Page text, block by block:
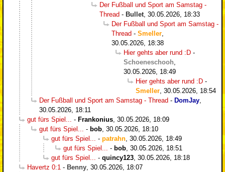
Der Fußball und Sport am Samstag -
Thread - Bullet 30.05.2026, 18:33
Der Fußball und Sport am Samstag -
Thread - Smeller
30.05.2026, 18:38
Hier gehts aber rund :D -
Schoeneschooh
30.05.2026, 18:49
Hier gehts aber rund :D -
Smeller 30.05.2026, 18:54
Der Fußball und Sport am Samstag - Thread - DomJay
30.05.2026, 18:11
gut fürs Spiel...
- Frankonius 30.05.2026, 18:09
gut fürs Spiel...
- bob 30.05.2026, 18:10
gut fürs Spiel...
- patrahn 30.05.2026, 18:49
gut fürs Spiel...
- bob 30.05.2026, 18:51
gut fürs Spiel...
- quincy123 30.05.2026, 18:18
Havertz 0:1 - Benny 30.05.2026, 18:07